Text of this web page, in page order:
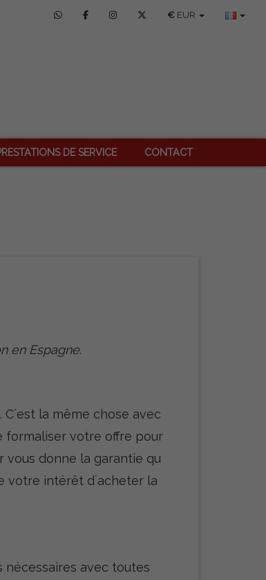
€ EUR
DE SERVICE CONTACT
en Espagne.
la même chose avec
formaliser votre offre pour
vous donne la garantie qu
votre intérêt d´acheter la
nécessaires avec toutes